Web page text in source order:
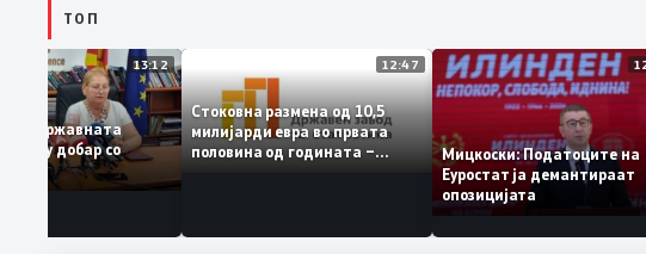
ТОП
13:12
од државната
е многу добар со
3,66
12:47
Стоковна размена од 10,5
милијарди евра во првата
половина од годината –
Мицкоски: Податоците
Еуростат ја
опозицијата